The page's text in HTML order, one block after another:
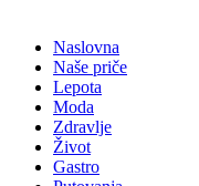
Naslovna
Naše priče
Lepota
Moda
Zdravlje
Život
Gastro